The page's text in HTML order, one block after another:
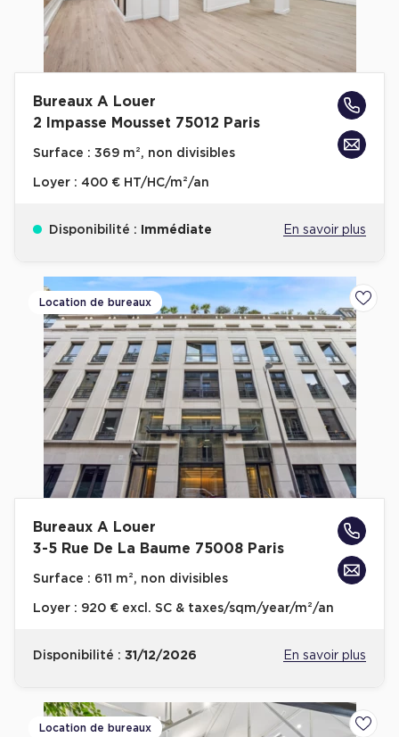
Bureaux A Louer
2 Impasse Mousset 75012 Paris
Surface : 369 m², non divisibles
Loyer : 400 € HT/HC/m²/an
Disponibilité : Immédiate En savoir plus
Location de bureaux
Bureaux A Louer
3-5 Rue De La Baume 75008 Paris
Surface : 611 m², non divisibles
Loyer : 920 € excl. SC & taxes/sqm/year/m²/an
Disponibilité : 31/12/2026 En savoir plus
Location de bureaux